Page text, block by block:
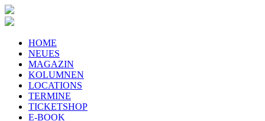
HOME
NEUES
MAGAZIN
KOLUMNEN
LOCATIONS
TERMINE
TICKETSHOP
E-BOOK